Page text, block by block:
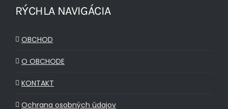
RÝCHLA NAVIGÁCIA
OBCHOD
O OBCHODE
KONTAKT
Ochrana osobných údajov